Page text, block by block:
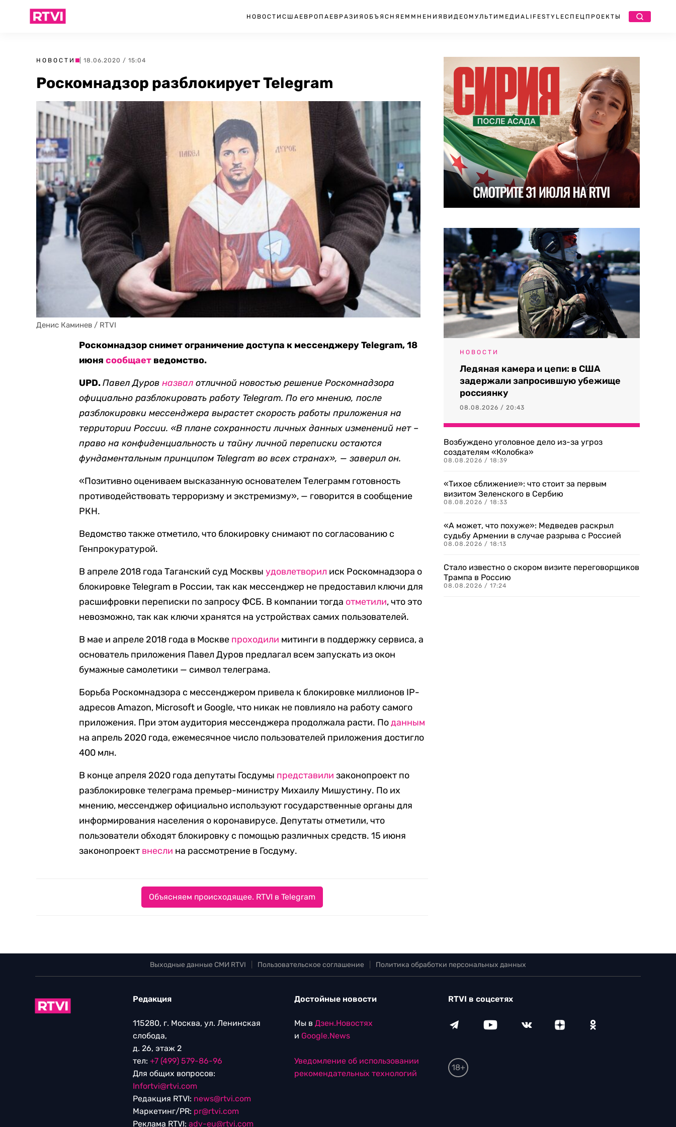
НОВОСТИ США ЕВРОПА ЕВРАЗИЯ ОБЪЯСНЯЕМ МНЕНИЯ ВИДЕО МУЛЬТИМЕДИА LIFESTYLEСПЕЦПРОЕКТЫ
НОВОСТИ | 18.06.2020 / 15:04
Роскомнадзор разблокирует Telegram
Денис Каминев / RTVI
Роскомнадзор снимет ограничение доступа к мессенджеру Telegram, 18
июнясообщает ведомство.
UPD.Павел Дуровназвал отличной новостью решение Роскомнадзора
официально разблокировать работу Telegram. По его мнению, после
разблокировки мессенджера вырастет скорость работы приложения на
территории России. «В плане сохранности личных данных изменений нет –
право на конфиденциальность и тайну личной переписки остаются
фундаментальным принципом Telegram во всех странах», — заверил он.
«Позитивно оцениваем высказанную основателем Телеграмм готовность
противодействовать терроризму и экстремизму», — говорится в сообщение
РКН.
Ведомство также отметило, что блокировку снимают по согласованию с
Генпрокуратурой.
В апреле 2018 года Таганский суд Москвыудовлетворил иск Роскомнадзора о
блокировке Telegram в России, так как мессенджер не предоставил ключи для
расшифровки переписки по запросу ФСБ. В компании тогда отметили, что это
невозможно, так как ключи хранятся на устройствах самих пользователей.
В мае и апреле 2018 года в Москве проходили митинги в поддержку сервиса, а
основатель приложения Павел Дуров предлагал всем запускать из окон
бумажные самолетики — символ телеграма.
Борьба Роскомнадзора с мессенджером привела к блокировке миллионов IP-
адресов Amazon, Microsoft и Google, что никак не повлияло на работу самого
приложения. При этом аудитория мессенджера продолжала расти. Поданным
на апрель 2020 года, ежемесячное число пользователей приложения достигло
400 млн.
В конце апреля 2020 года депутаты Госдумы представили законопроект по
разблокировке телеграма премьер-министру Михаилу Мишустину. По их
мнению, мессенджер официально используют государственные органы для
информирования населения о коронавирусе. Депутаты отметили, что
пользователи обходят блокировку с помощью различных средств. 15 июня
законопроект внесли на рассмотрение в Госдуму.
Объясняем происходящее. RTVI в Telegram
НОВОСТИ
Ледяная камера и цепи: в США
задержали запросившую убежище
россиянку
08.08.2026 / 20:43
Возбуждено уголовное дело из-за угроз
создателям «Колобка»
08.08.2026 / 18:39
«Тихое сближение»: что стоит за первым
визитом Зеленского в Сербию
08.08.2026 / 18:33
«А может, что похуже»: Медведев раскрыл
судьбу Армении в случае разрыва с Россией
08.08.2026 / 18:13
Стало известно о скором визите переговорщиков
Трампа в Россию
08.08.2026 / 17:24
Выходные данные СМИ RTVI Пользовательское соглашение Политика обработки персональных данных
Редакция
115280, г. Москва, ул. Ленинская
слобода,
д. 26, этаж 2
тел: +7 (499) 579-86-96
Для общих вопросов:
Infortvi@rtvi.com
Редакция RTVI: news@rtvi.com
Маркетинг/PR: pr@rtvi.com
Реклама RTVI: adv-eu@rtvi.com
Достойные новости
Мы в Дзен.Новостях
и Google.News
Уведомление об использовании
рекомендательных технологий
RTVI в соцсетях
18+